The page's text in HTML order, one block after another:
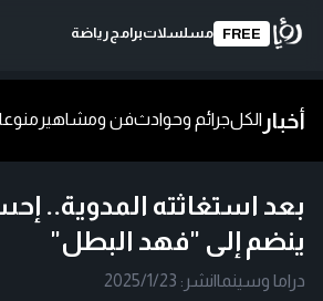
FREE مسلسلاتبرامج رياضة
أخبار الكلجرائم وحوادثفن ومشاهير
بعد استغاثته المدوية..
ينضم إلى "فهد البطل"
دراما وسينما|نشر: 2025/1/23